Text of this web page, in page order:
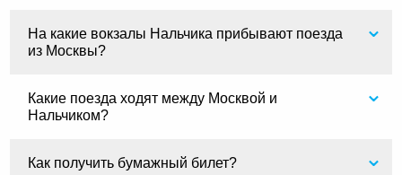
На какие вокзалы Нальчика прибывают поезда
из Москвы?
Какие поезда ходят между Москвой и
Нальчиком?
Как получить бумажный билет?